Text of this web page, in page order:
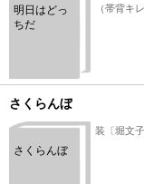
明日はどっ
ちだ
（帯背キ
さくらんぼ
さくらんぼ
装〔堀文